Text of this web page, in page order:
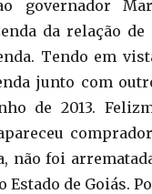
governador
da relação de
Tendo em
junto com
de 2013.
não foi
de Goiás.